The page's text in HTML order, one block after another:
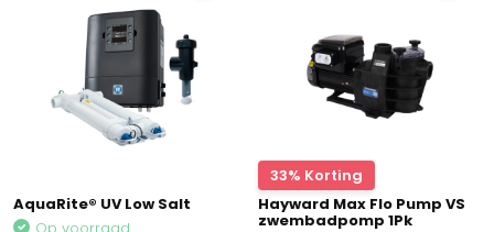
AquaRite® UV Low Salt
33% Korting
Hayward Max Flo Pump VS
zwembadpomp 1Pk